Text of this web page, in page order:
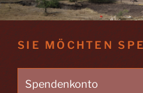
SIE MÖCHTEN
Spendenkonto